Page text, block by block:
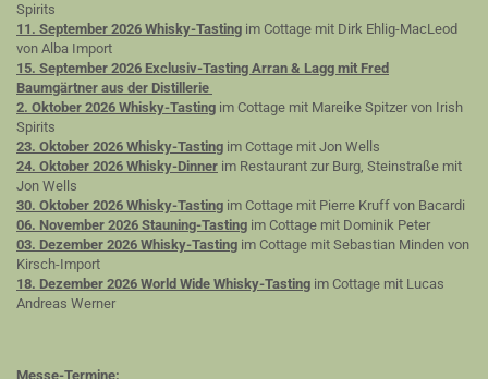
Spirits
11. September 2026 Whisky-Tasting im Cottage mit Dirk Ehlig-MacLeod
von Alba Import
15. September 2026 Exclusiv-Tasting Arran & Lagg mit Fred
Baumgärtner aus der Distillerie
2. Oktober 2026 Whisky-Tasting im Cottage mit Mareike Spitzer von Irish
Spirits
23. Oktober 2026 Whisky-Tasting im Cottage mit Jon Wells
24. Oktober 2026 Whisky-Dinner im Restaurant zur Burg, Steinstraße mit
Jon Wells
30. Oktober 2026 Whisky-Tasting im Cottage mit Pierre Kruff von Bacardi
06. November 2026 Stauning-Tasting im Cottage mit Dominik Peter
03. Dezember 2026 Whisky-Tasting im Cottage mit Sebastian Minden von
Kirsch-Import
18. Dezember 2026 World Wide Whisky-Tasting im Cottage mit Lucas
Andreas Werner
Messe-Termine: